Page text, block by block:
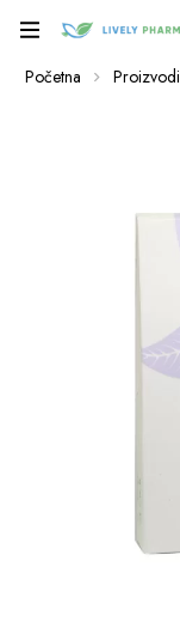
Početna Proizvodi